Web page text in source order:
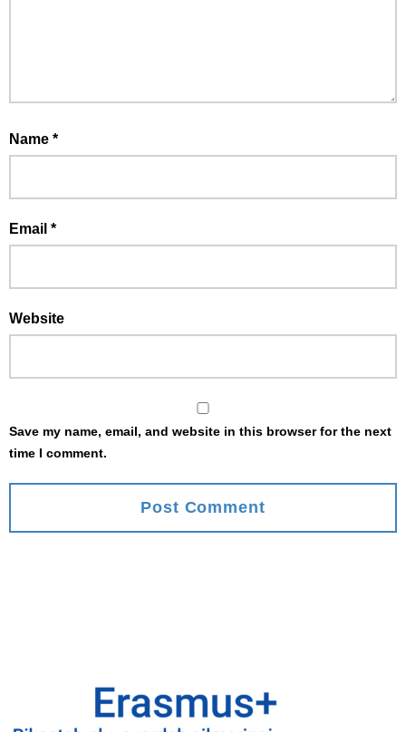
Name *
Email *
Website
Save my name, email, and website in this browser for the next
time I comment.